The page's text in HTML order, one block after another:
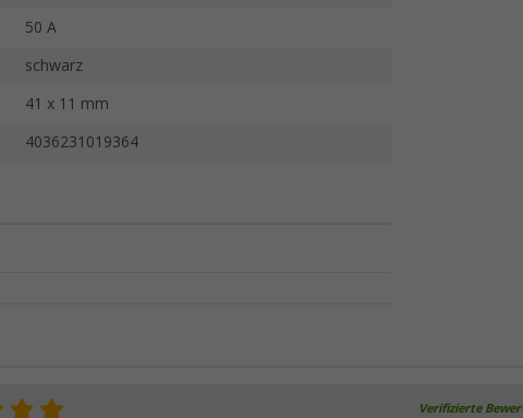
50 A
schwarz
41 x 11 mm
4036231019364
Verifizierte